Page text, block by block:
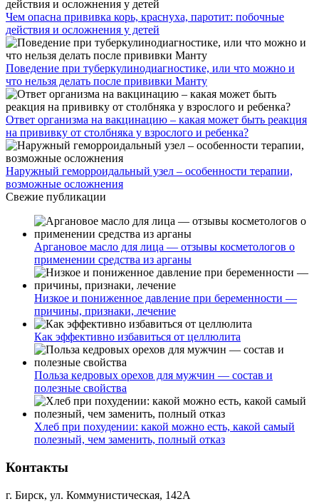
Чем опасна прививка корь, краснуха, паротит: побочные
действия и осложнения у детей
Поведение при туберкулинодиагностике, или что можно и
что нельзя делать после прививки Манту
Ответ организма на вакцинацию – какая может быть реакция
на прививку от столбняка у взрослого и ребенка?
Наружный геморроидальный узел – особенности терапии,
возможные осложнения
Свежие публикации
Аргановое масло для лица — отзывы косметологов о
применении средства из арганы
Низкое и пониженное давление при беременности —
причины, признаки, лечение
Как эффективно избавиться от целлюлита
Польза кедровых орехов для мужчин — состав и
полезные свойства
Хлеб при похудении: какой можно есть, какой самый
полезный, чем заменить, полный отказ
Контакты
г. Бирск, ул. Коммунистическая, 142А